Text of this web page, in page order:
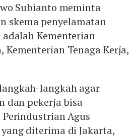
Subianto meminta
skema penyelamatan
Kementerian
Tenaga Kerja,
langkah agar
dan pekerja bisa
Agus
diterima di Jakarta,